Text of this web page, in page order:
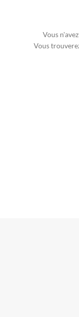
Vous
Vous